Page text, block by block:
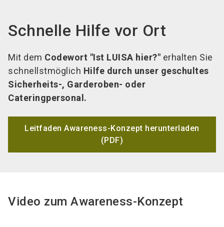
Schnelle Hilfe vor Ort
Mit dem Codewort "Ist LUISA hier?" erhalten Sie
schnellstmöglich Hilfe durch unser geschultes
Sicherheits-, Garderoben- oder
Cateringpersonal.
Leitfaden Awareness-Konzept herunterladen
(PDF)
Video zum Awareness-Konzept